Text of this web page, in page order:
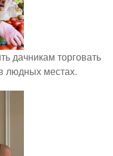
дачникам торговать
людных местах.